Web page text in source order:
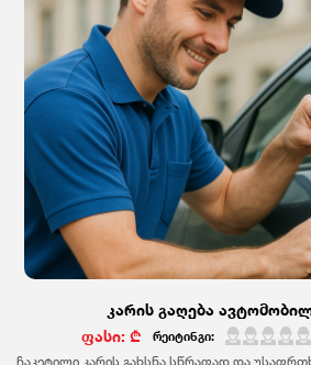
კარის გაღება
ფასი: ₾
რეიტინგი:
ჩაკეტილი კარის გახსნა სწრაფად და